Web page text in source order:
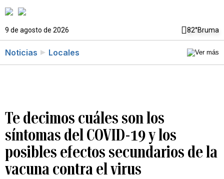
9 de agosto de 2026 82°Bruma
Noticias Locales
Te decimos cuáles son los
síntomas del COVID-19 y los
posibles efectos secundarios de la
vacuna contra el virus